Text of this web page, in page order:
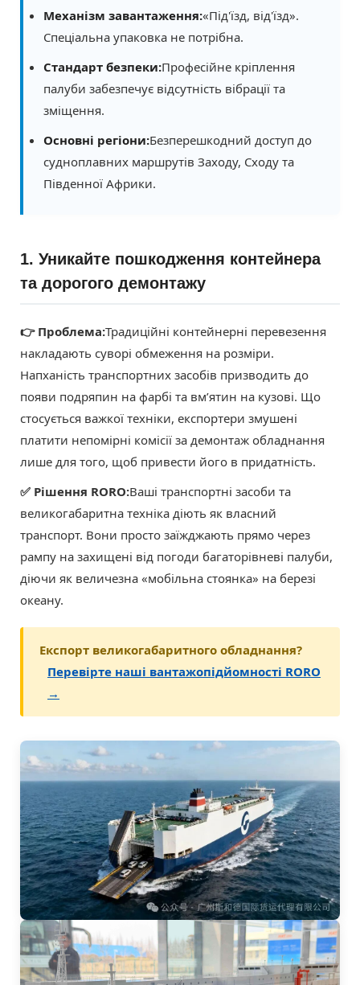
Механізм завантаження:«Під'їзд, від'їзд».
Спеціальна упаковка не потрібна.
Стандарт безпеки:Професійне кріплення
палуби забезпечує відсутність вібрації та
зміщення.
Основні регіони:Безперешкодний доступ до
судноплавних маршрутів Заходу, Сходу та
Південної Африки.
1. Уникайте пошкодження контейнера
та дорогого демонтажу
👉 Проблема:Традиційні контейнерні перевезення
накладають суворі обмеження на розміри.
Напханість транспортних засобів призводить до
появи подряпин на фарбі та вм’ятин на кузові. Що
стосується важкої техніки, експортери змушені
платити непомірні комісії за демонтаж обладнання
лише для того, щоб привести його в придатність.
✅ Рішення RORO:Ваші транспортні засоби та
великогабаритна техніка діють як власний
транспорт. Вони просто заїжджають прямо через
рампу на захищені від погоди багаторівневі палуби,
діючи як величезна «мобільна стоянка» на березі
океану.
Експорт великогабаритного обладнання?
Перевірте наші вантажопідйомності RORO
→